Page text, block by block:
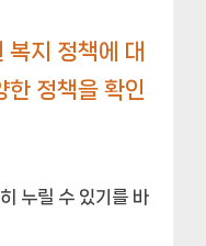
복지 정책에 대
한 정책을 확인
누릴 수 있기를 바